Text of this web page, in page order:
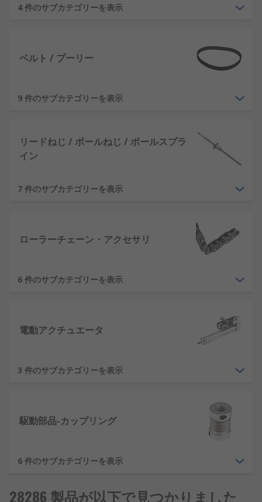
4 件のサブカテゴリーを表示
ベルト / プーリー
9 件のサブカテゴリーを表示
リードねじ / ボールねじ / ボールスプラ
イン
7 件のサブカテゴリーを表示
ローラーチェーン・アクセサリ
6 件のサブカテゴリーを表示
電動アクチュエータ
3 件のサブカテゴリーを表示
駆動部品-カップリング
6 件のサブカテゴリーを表示
28286 製品が以下で見つかりました